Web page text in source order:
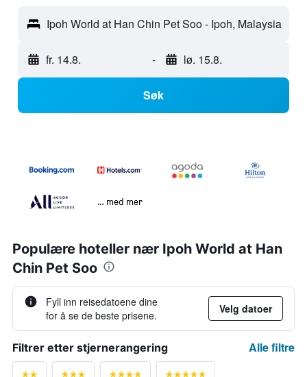
Ipoh World at Han Chin Pet Soo - Ipoh, Malaysia
fr. 14.8. - lø. 15.8.
Søk
… med mer
Populære hoteller nær Ipoh World at Han
Chin Pet Soo
Fyll inn reisedatoene dine
for å se de beste prisene.
Velg datoer
Filtrer etter stjernerangering Alle filtre